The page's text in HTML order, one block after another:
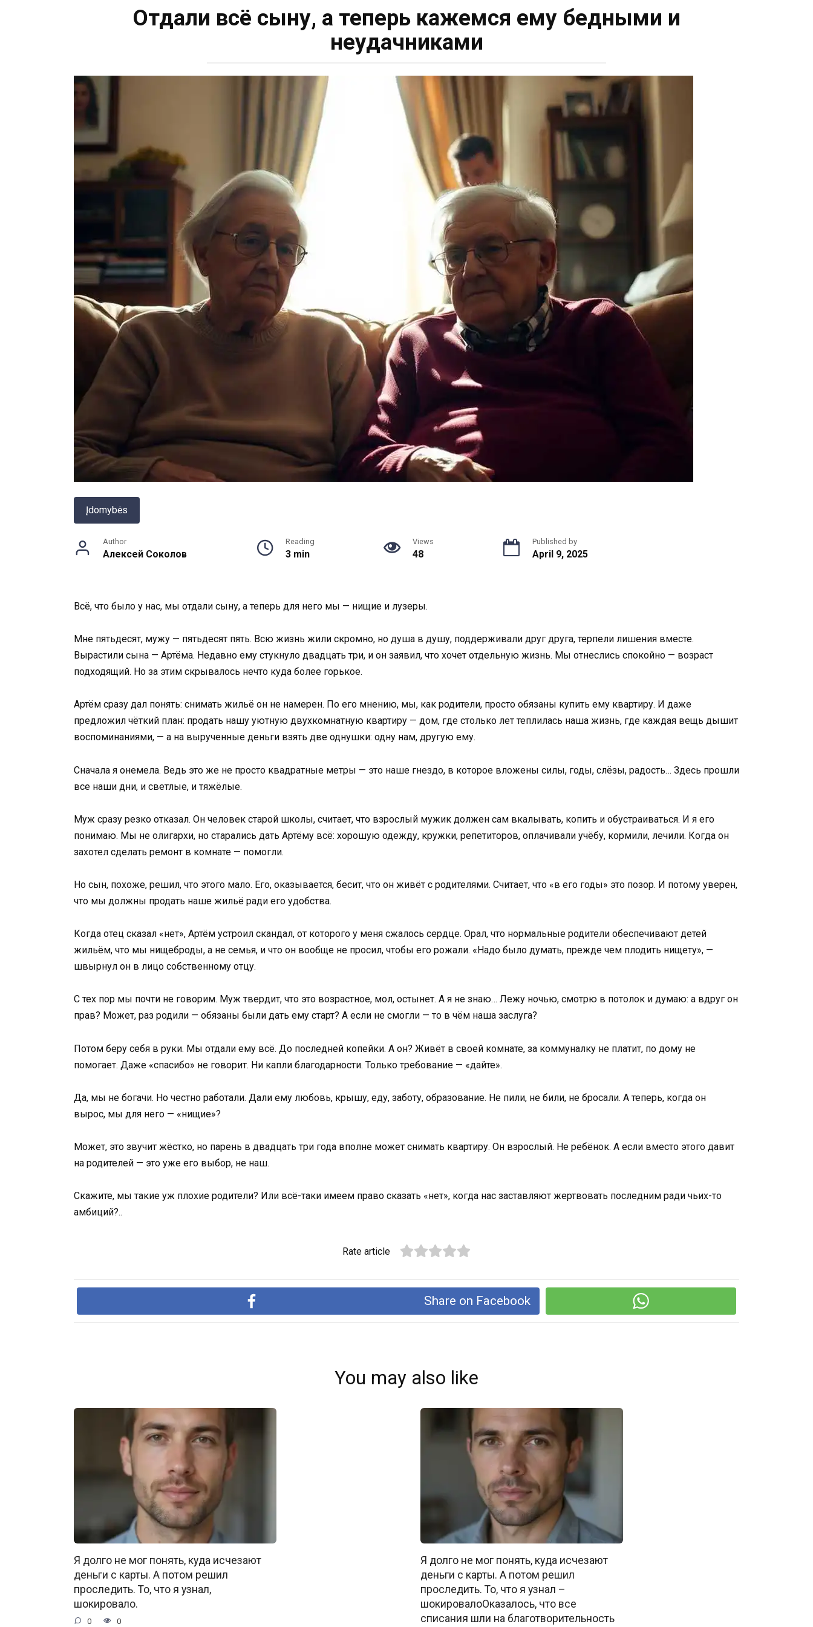
Отдали всё сыну, а теперь кажемся ему бедными и
неудачниками
Įdomybės
Author
Алексей Соколов
Reading
3 min
Views
48
Published by
April 9, 2025
Всё, что было у нас, мы отдали сыну, а теперь для него мы — нищие и лузеры.
Мне пятьдесят, мужу — пятьдесят пять. Всю жизнь жили скромно, но душа в душу, поддерживали друг друга, терпели лишения вместе.
Вырастили сына — Артёма. Недавно ему стукнуло двадцать три, и он заявил, что хочет отдельную жизнь. Мы отнеслись спокойно — возраст
подходящий. Но за этим скрывалось нечто куда более горькое.
Артём сразу дал понять: снимать жильё он не намерен. По его мнению, мы, как родители, просто обязаны купить ему квартиру. И даже
предложил чёткий план: продать нашу уютную двухкомнатную квартиру — дом, где столько лет теплилась наша жизнь, где каждая вещь дышит
воспоминаниями, — а на вырученные деньги взять две однушки: одну нам, другую ему.
Сначала я онемела. Ведь это же не просто квадратные метры — это наше гнездо, в которое вложены силы, годы, слёзы, радость… Здесь прошли
все наши дни, и светлые, и тяжёлые.
Муж сразу резко отказал. Он человек старой школы, считает, что взрослый мужик должен сам вкалывать, копить и обустраиваться. И я его
понимаю. Мы не олигархи, но старались дать Артёму всё: хорошую одежду, кружки, репетиторов, оплачивали учёбу, кормили, лечили. Когда он
захотел сделать ремонт в комнате — помогли.
Но сын, похоже, решил, что этого мало. Его, оказывается, бесит, что он живёт с родителями. Считает, что «в его годы» это позор. И потому уверен,
что мы должны продать наше жильё ради его удобства.
Когда отец сказал «нет», Артём устроил скандал, от которого у меня сжалось сердце. Орал, что нормальные родители обеспечивают детей
жильём, что мы нищеброды, а не семья, и что он вообще не просил, чтобы его рожали. «Надо было думать, прежде чем плодить нищету», —
швырнул он в лицо собственному отцу.
С тех пор мы почти не говорим. Муж твердит, что это возрастное, мол, остынет. А я не знаю… Лежу ночью, смотрю в потолок и думаю: а вдруг он
прав? Может, раз родили — обязаны были дать ему старт? А если не смогли — то в чём наша заслуга?
Потом беру себя в руки. Мы отдали ему всё. До последней копейки. А он? Живёт в своей комнате, за коммуналку не платит, по дому не
помогает. Даже «спасибо» не говорит. Ни капли благодарности. Только требование — «дайте».
Да, мы не богачи. Но честно работали. Дали ему любовь, крышу, еду, заботу, образование. Не пили, не били, не бросали. А теперь, когда он
вырос, мы для него — «нищие»?
Может, это звучит жёстко, но парень в двадцать три года вполне может снимать квартиру. Он взрослый. Не ребёнок. А если вместо этого давит
на родителей — это уже его выбор, не наш.
Скажите, мы такие уж плохие родители? Или всё-таки имеем право сказать «нет», когда нас заставляют жертвовать последним ради чьих-то
амбиций?..
Rate article
Share on Facebook
You may also like
Я долго не мог понять, куда исчезают
деньги с карты. А потом решил
проследить. То, что я узнал,
шокировало.
0 0
Я долго не мог понять, куда исчезают
деньги с карты. А потом решил
проследить. То, что я узнал –
шокировалоОказалось, что все
списания шли на благотворительность